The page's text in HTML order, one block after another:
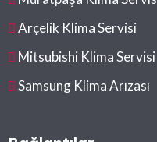
Arçelik Klima Servisi
Mitsubishi Klima Servisi
Samsung Klima Arızası